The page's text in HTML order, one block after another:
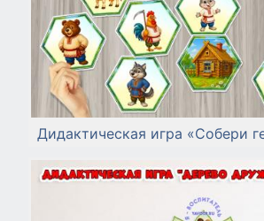
Дидактическая игра «Собери